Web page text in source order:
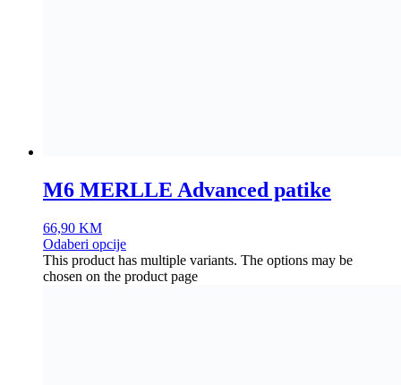
M6 MERLLE Advanced patike
66,90 KM
Odaberi opcije
This product has multiple variants. The options may be
chosen on the product page